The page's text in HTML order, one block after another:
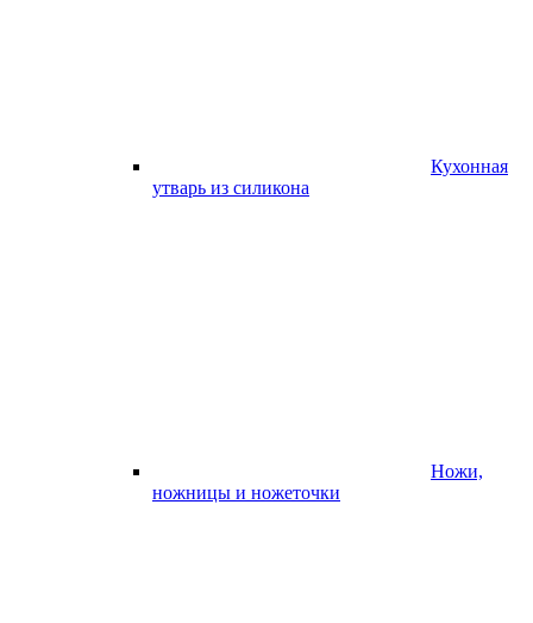
Кухонная
утварь из силикона
Ножи,
ножницы и ножеточки